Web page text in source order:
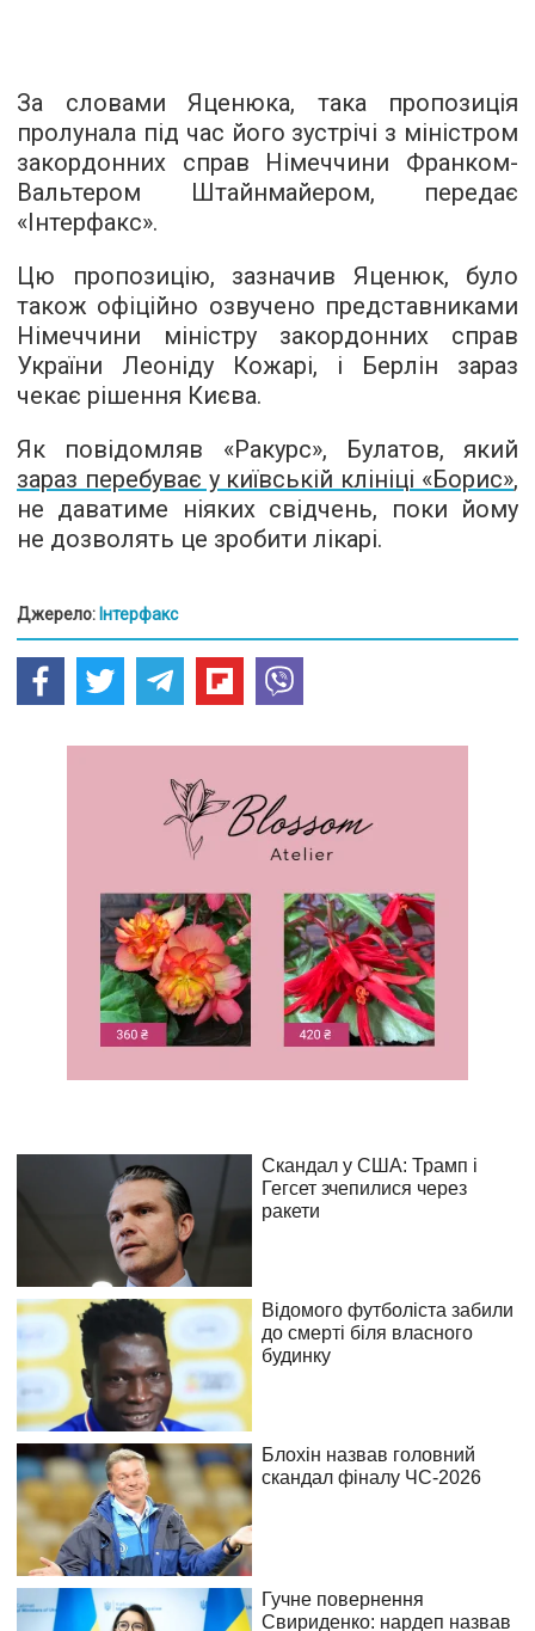
За словами Яценюка, така пропозиція
пролунала під час його зустрічі з міністром
закордонних справ Німеччини Франком-
Вальтером Штайнмайером, передає
«Інтерфакс».
Цю пропозицію, зазначив Яценюк, було
також офіційно озвучено представниками
Німеччини міністру закордонних справ
України Леоніду Кожарі, і Берлін зараз
чекає рішення Києва.
Як повідомляв «Ракурс», Булатов, який
зараз перебуває у київській клініці «Борис»,
не даватиме ніяких свідчень, поки йому
не дозволять це зробити лікарі.
Джерело: Інтерфакс